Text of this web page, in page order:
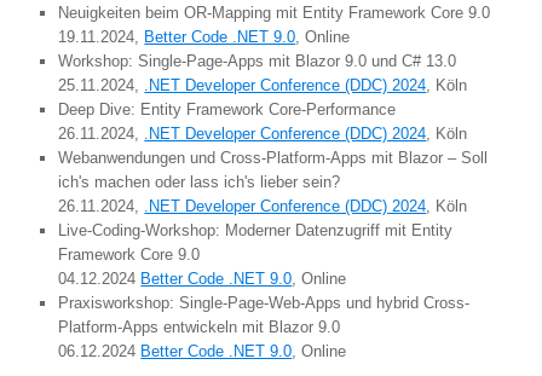
Neuigkeiten beim OR-Mapping mit Entity Framework Core 9.0
19.11.2024, Better Code .NET 9.0, Online
Workshop: Single-Page-Apps mit Blazor 9.0 und C# 13.0
25.11.2024, .NET Developer Conference (DDC) 2024, Köln
Deep Dive: Entity Framework Core-Performance
26.11.2024, .NET Developer Conference (DDC) 2024, Köln
Webanwendungen und Cross-Platform-Apps mit Blazor – Soll
ich's machen oder lass ich's lieber sein?
26.11.2024, .NET Developer Conference (DDC) 2024, Köln
Live-Coding-Workshop: Moderner Datenzugriff mit Entity
Framework Core 9.0
04.12.2024 Better Code .NET 9.0, Online
Praxisworkshop: Single-Page-Web-Apps und hybrid Cross-
Platform-Apps entwickeln mit Blazor 9.0
06.12.2024 Better Code .NET 9.0, Online